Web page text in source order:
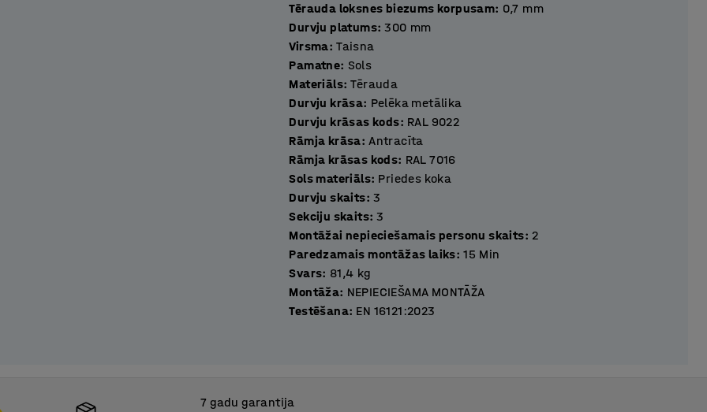
daļā un augšdaļā nodrošina teicamu
metināta, melnā tonī pulverkrāsota
lai ērti uzkoptu grīdu zem skapja,
Tērauda loksnes biezums korpusam: 0,7 mm
Durvju platums: 300 mm
Virsma: Taisna
Pamatne: Sols
Materiāls: Tērauda
Durvju krāsa: Pelēka metālika
Durvju krāsas kods: RAL 9022
Rāmja krāsa: Antracīta
Rāmja krāsas kods: RAL 7016
Sols materiāls: Priedes koka
Durvju skaits: 3
Sekciju skaits: 3
Montāžai nepieciešamais personu skaits: 2
Paredzamais montāžas laiks: 15 Min
Svars: 81,4 kg
Montāža: NEPIECIEŠAMA MONTĀŽA
Testēšana: EN 16121:2023
7 gadu garantija